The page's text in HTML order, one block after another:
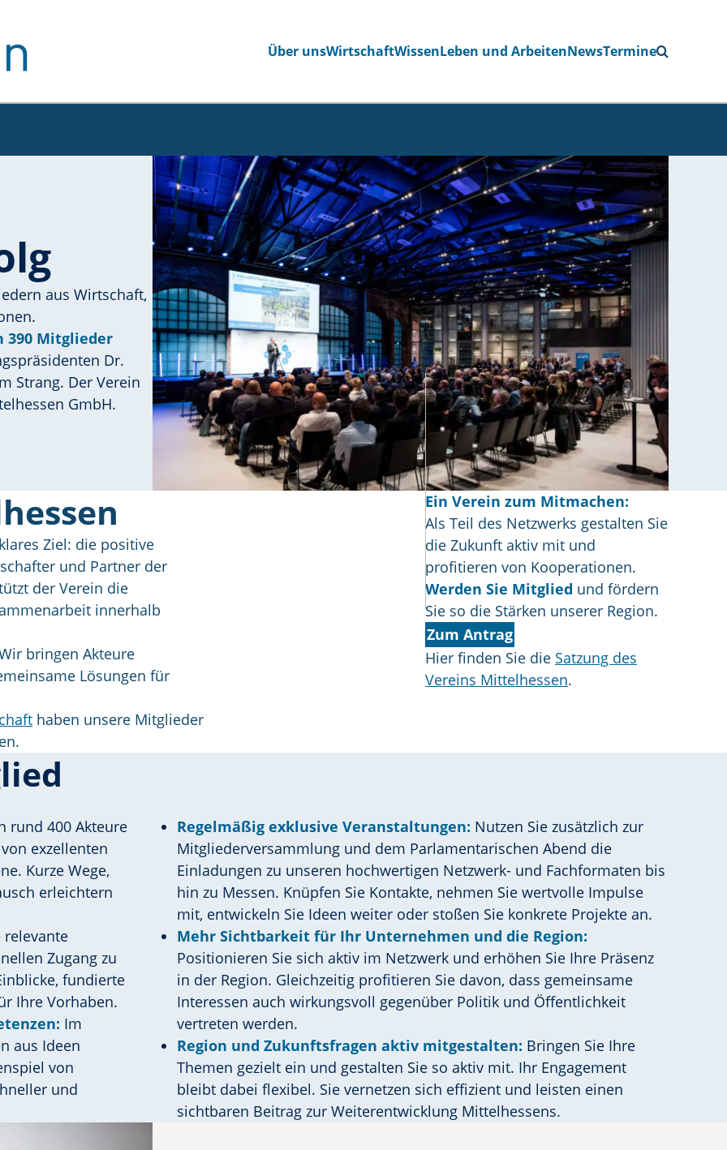
Über unsWirtschaftWissenLeben und ArbeitenNewsTermine
navigieren
aus Wirtschaft,
390 Mitglieder
Dr.
Strang. Der Verein
GmbH.
Ein Verein zum Mitmachen:
Als Teil des Netzwerks gestalten Sie
die Zukunft aktiv mit und
profitieren von Kooperationen.
Werden Sie Mitglied und fördern
Sie so die Stärken unserer Region.
Zum Antrag
Hier finden Sie die Satzung des
Vereins Mittelhessen.
Ziel: die positive
und Partner der
der Verein die
innerhalb
bringen Akteure
Lösungen für
haben unsere Mitglieder
rund 400 Akteure
exzellenten
Kurze Wege,
erleichtern
relevante
Zugang zu
fundierte
Ihre Vorhaben.
Im
aus Ideen
von
und
Regelmäßig exklusive Veranstaltungen: Nutzen Sie zusätzlich zur
Mitgliederversammlung und dem Parlamentarischen Abend die
Einladungen zu unseren hochwertigen Netzwerk- und Fachformaten bis
hin zu Messen. Knüpfen Sie Kontakte, nehmen Sie wertvolle Impulse
mit, entwickeln Sie Ideen weiter oder stoßen Sie konkrete Projekte an.
Mehr Sichtbarkeit für Ihr Unternehmen und die Region:
Positionieren Sie sich aktiv im Netzwerk und erhöhen Sie Ihre Präsenz
in der Region. Gleichzeitig profitieren Sie davon, dass gemeinsame
Interessen auch wirkungsvoll gegenüber Politik und Öffentlichkeit
vertreten werden.
Region und Zukunftsfragen aktiv mitgestalten: Bringen Sie Ihre
Themen gezielt ein und gestalten Sie so aktiv mit. Ihr Engagement
bleibt dabei flexibel. Sie vernetzen sich effizient und leisten einen
sichtbaren Beitrag zur Weiterentwicklung Mittelhessens.